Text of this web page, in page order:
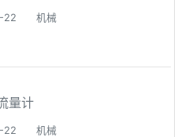
22 机械
量计
22 机械